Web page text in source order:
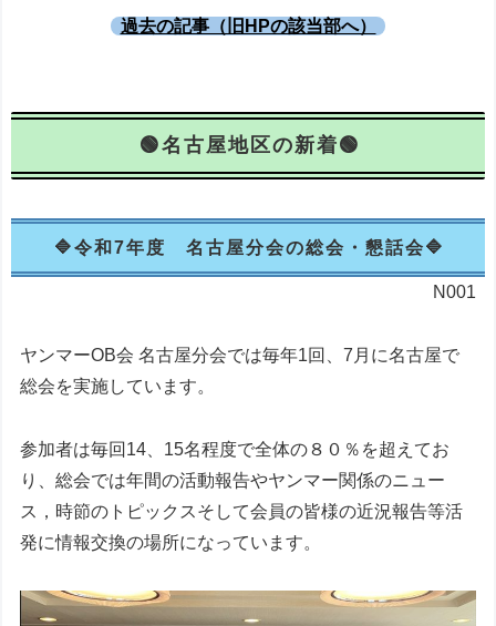
過去の記事（旧HPの該当部へ）
名古屋地区の新着
令和7年度 名古屋分会の総会・懇話会
N001
ヤンマーOB会 名古屋分会では毎年1回、7月に名古屋で
総会を実施しています。
参加者は毎回14、15名程度で全体の８０％を超えてお
り、総会では年間の活動報告やヤンマー関係のニュー
ス，時節のトピックスそして会員の皆様の近況報告等活
発に情報交換の場所になっています。